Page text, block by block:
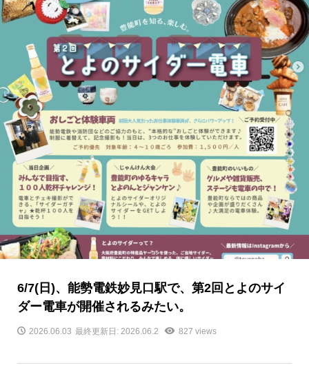
6/7(日)、能勢電鉄妙見口駅で、第2回とよのサイ
ダー電車が開催されるみたい。
2026.06.03 最終更新日: 2026.06.2 827 views